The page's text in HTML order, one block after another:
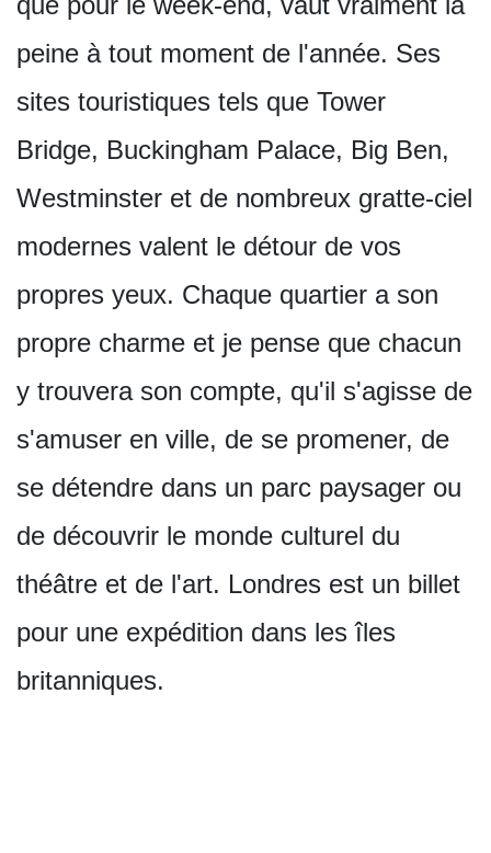
peine à tout moment de l'année. Ses
sites touristiques tels que Tower
Bridge, Buckingham Palace, Big Ben,
Westminster et de nombreux gratte-ciel
modernes valent le détour de vos
propres yeux. Chaque quartier a son
propre charme et je pense que chacun
y trouvera son compte, qu'il s'agisse de
s'amuser en ville, de se promener, de
se détendre dans un parc paysager ou
de découvrir le monde culturel du
théâtre et de l'art. Londres est un billet
pour une expédition dans les îles
britanniques.